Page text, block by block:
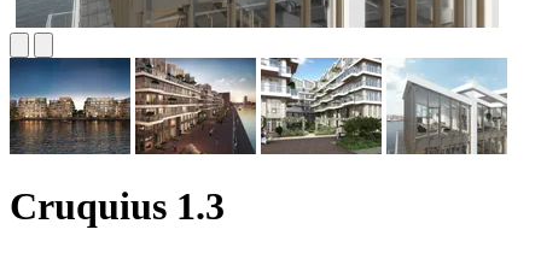
Cruquius 1.3